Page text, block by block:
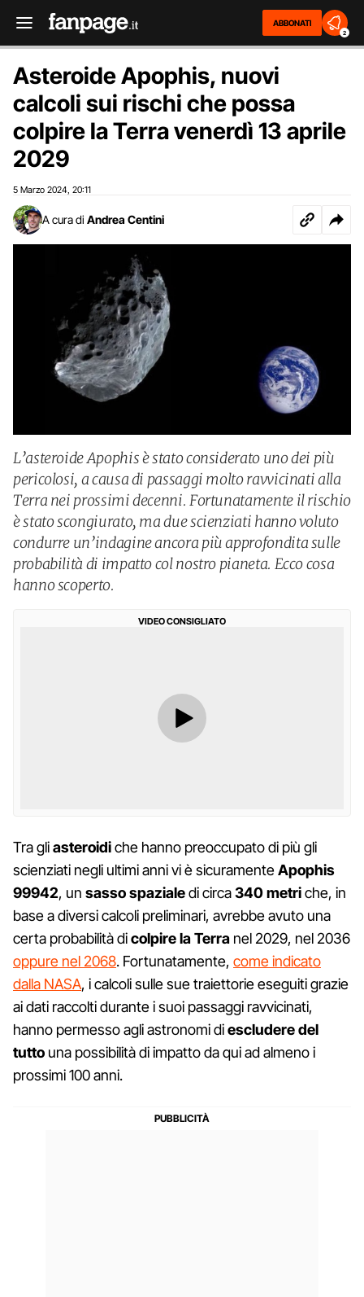
ABBONATI
2
Asteroide Apophis, nuovi
calcoli sui rischi che possa
colpire la Terra venerdì 13 aprile
2029
5 Marzo 2024 20:11
A cura di Andrea Centini
L’asteroide Apophis è stato considerato uno dei più
pericolosi, a causa di passaggi molto ravvicinati alla
Terra nei prossimi decenni. Fortunatamente il rischio
è stato scongiurato, ma due scienziati hanno voluto
condurre un’indagine ancora più approfondita sulle
probabilità di impatto col nostro pianeta. Ecco cosa
hanno scoperto.
VIDEO CONSIGLIATO
Tra gliasteroidiche hanno preoccupato di più gli
scienziati negli ultimi anni vi è sicuramenteApophis
99942, un sasso spazialedi circa340 metriche, in
base a diversi calcoli preliminari, avrebbe avuto una
certa probabilità dicolpire la Terra nel 2029, nel 2036
oppure nel 2068. Fortunatamente, come indicato
dalla NASA, i calcoli sulle sue traiettorie eseguiti grazie
ai dati raccolti durante i suoi passaggi ravvicinati,
hanno permesso agli astronomi diescludere del
tutto una possibilità di impatto da qui ad almeno i
prossimi 100 anni.